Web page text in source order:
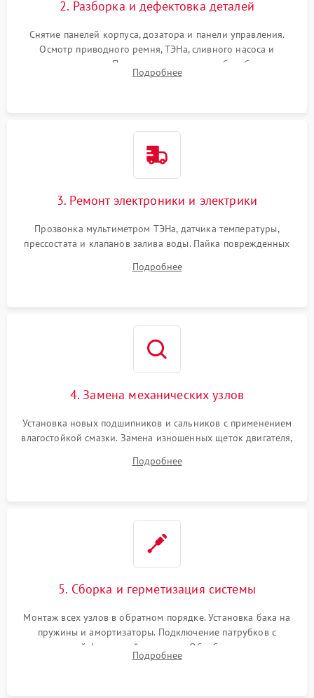
2. Разборка и дефектовка деталей
Снятие панелей корпуса, дозатора и панели управления.
Осмотр приводного ремня, ТЭНа, сливного насоса и
амортизаторов. Проверка подшипников барабана и
крестовины на износ, а манжеты люка на разрывы.
Подробнее
3. Ремонт электроники и электрики
Прозвонка мультиметром ТЭНа, датчика температуры,
прессостата и клапанов залива воды. Пайка поврежденных
Восстановление целостности проводки и контактов.
Подробнее
4. Замена механических узлов
Установка новых подшипников и сальников с применением
влагостойкой смазки. Замена изношенных щеток двигателя,
или поврежденной резиновой манжеты.
Подробнее
5. Сборка и герметизация системы
Монтаж всех узлов в обратном порядке. Установка бака на
пружины и амортизаторы. Подключение патрубков с
надежной фиксацией хомутами. Обработка стыков
герметиком для предотвращения возможных протечек воды.
Подробнее